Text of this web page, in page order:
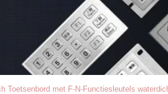
Toetsenbord met F-N-Functiesleutels